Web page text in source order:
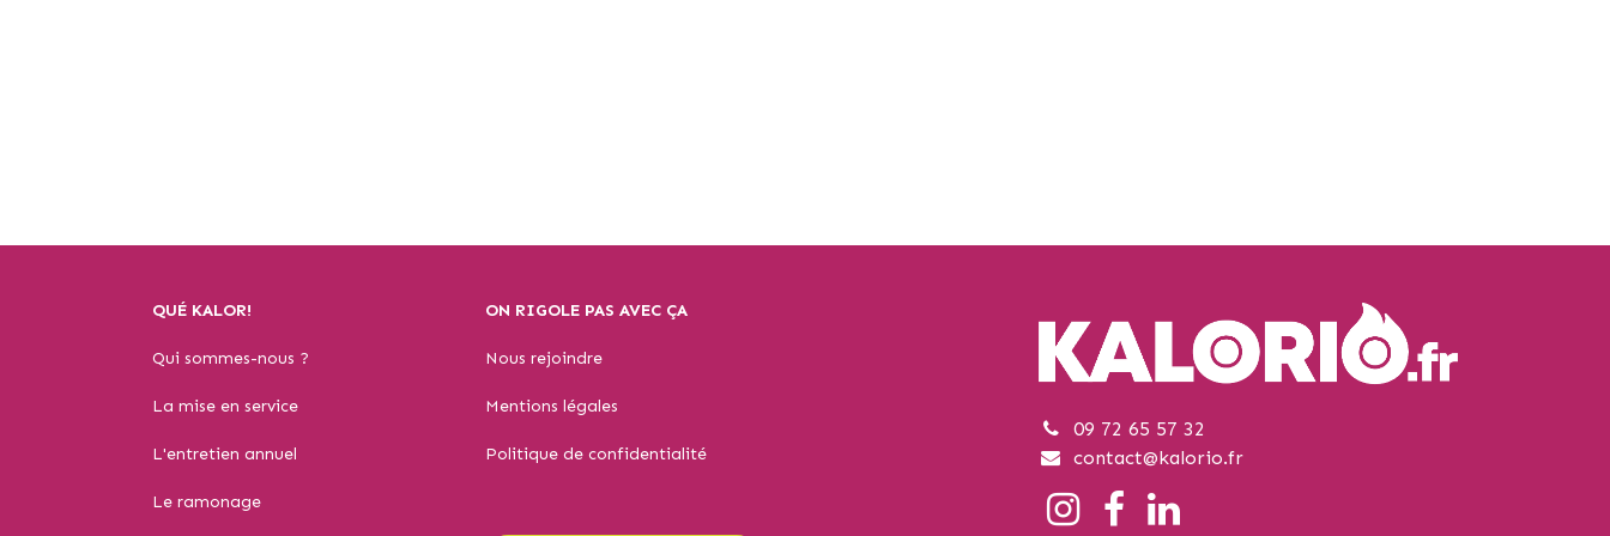
QUÉ KALOR!
Qui sommes-nous ?
La mise en service
L'entretien annuel
Le ramonage
ON RIGOLE PAS AVEC ÇA
Nous rejoindre
Mentions légales
Politique de confidentialité
09 72 65 57 32
contact@kalorio.fr